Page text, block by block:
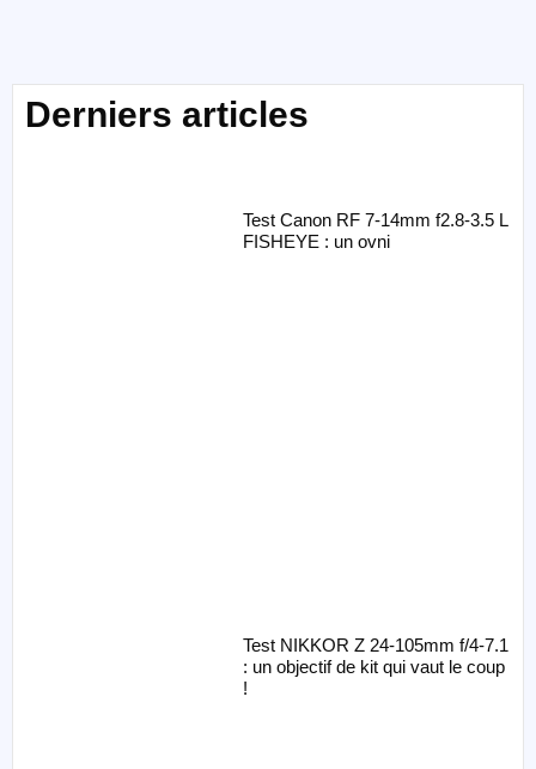
Derniers articles
Test Canon RF 7-14mm f2.8-3.5 L
FISHEYE : un ovni
Test NIKKOR Z 24-105mm f/4-7.1
: un objectif de kit qui vaut le coup
!